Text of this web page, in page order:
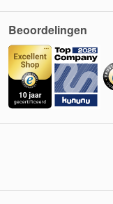
Beoordelingen